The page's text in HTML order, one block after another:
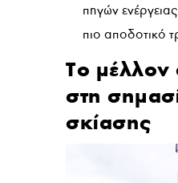
πηγών
πιο αποδοτικό
Το μέλλον
στη
σκίασης